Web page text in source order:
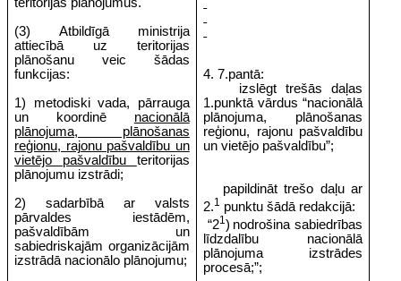
(3) Atbildīgā ministrija
attiecībā uz teritorijas
plānošanu veic šādas
funkcijas:
1) metodiski vada, pārrauga
un koordinē nacionālā
plānojuma, plānošanas
reģionu, rajonu pašvaldību un
vietējo pašvaldību teritorijas
plānojumu izstrādi;
2) sadarbībā ar valsts
pārvaldes iestādēm,
pašvaldībām un
sabiedriskajām organizācijām
izstrādā nacionālo plānojumu;
4. 7.pantā:
izslēgt trešās daļas
1.punktā vārdus “nacionālā
plānojuma, plānošanas
reģionu, rajonu pašvaldību
un vietējo pašvaldību”;
papildināt trešo daļu ar
2.1 punktu šādā redakcijā:
“21) nodrošina sabiedrības
līdzdalību nacionālā
plānojuma izstrādes
procesā;”;